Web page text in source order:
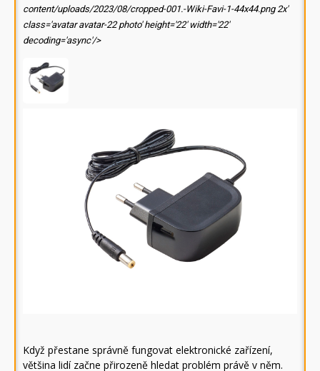
content/uploads/2023/08/cropped-001.-Wiki-Favi-1-44x44.png 2x'
class='avatar avatar-22 photo' height='22' width='22'
decoding='async'/>
Když přestane správně fungovat elektronické zařízení,
většina lidí začne přirozeně hledat problém právě v něm.